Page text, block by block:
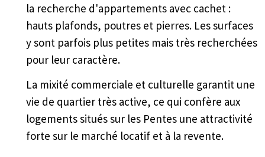
la recherche d'appartements avec cachet :
hauts plafonds, poutres et pierres. Les surfaces
y sont parfois plus petites mais très recherchées
pour leur caractère.
La mixité commerciale et culturelle garantit une
vie de quartier très active, ce qui confère aux
logements situés sur les Pentes une attractivité
forte sur le marché locatif et à la revente.